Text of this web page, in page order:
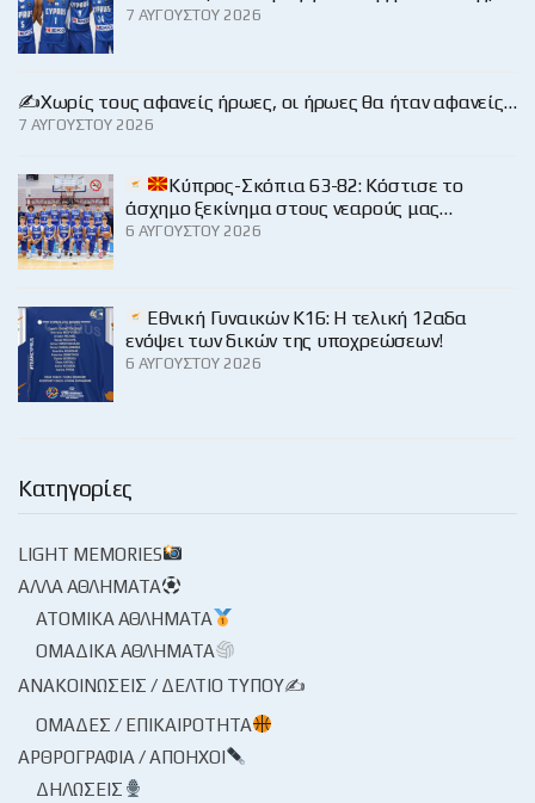
7 ΑΥΓΟΎΣΤΟΥ 2026
✍️Χωρίς τους αφανείς ήρωες, οι ήρωες θα ήταν αφανείς…
7 ΑΥΓΟΎΣΤΟΥ 2026
Κύπρος-Σκόπια 63-82: Κόστισε το
άσχημο ξεκίνημα στους νεαρούς μας…
6 ΑΥΓΟΎΣΤΟΥ 2026
Εθνική Γυναικών Κ16: Η τελική 12αδα
ενόψει των δικών της υποχρεώσεων!
6 ΑΥΓΟΎΣΤΟΥ 2026
Κατηγορίες
LIGHT MEMORIES
ΆΛΛΑ ΑΘΛΉΜΑΤΑ
ΑΤΟΜΙΚΆ ΑΘΛΉΜΑΤΑ
ΟΜΑΔΙΚΆ ΑΘΛΉΜΑΤΑ
ΑΝΑΚΟΙΝΏΣΕΙΣ / ΔΕΛΤΊΟ ΤΎΠΟΥ✍
ΟΜΆΔΕΣ / ΕΠΙΚΑΙΡΌΤΗΤΑ
ΑΡΘΡΟΓΡΑΦΊΑ / ΑΠΌΗΧΟΙ
ΔΗΛΏΣΕΙΣ